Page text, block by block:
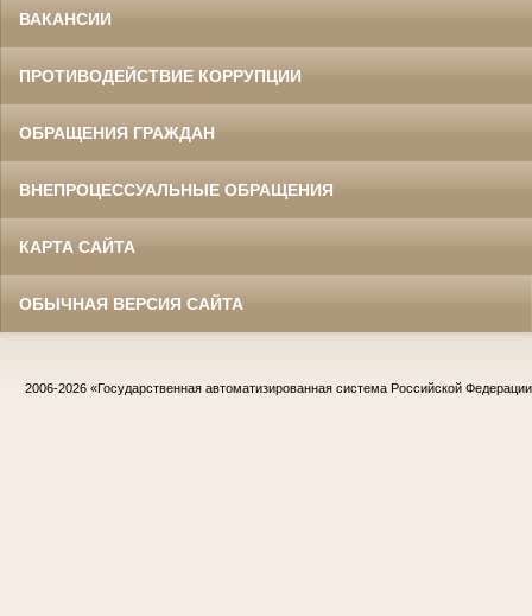
ВАКАНСИИ
ПРОТИВОДЕЙСТВИЕ КОРРУПЦИИ
ОБРАЩЕНИЯ ГРАЖДАН
ВНЕПРОЦЕССУАЛЬНЫЕ ОБРАЩЕНИЯ
КАРТА САЙТА
ОБЫЧНАЯ ВЕРСИЯ САЙТА
2006-2026 «Государственная автоматизированная система Российской